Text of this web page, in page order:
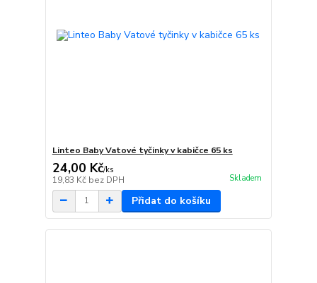
Linteo Baby Vatové tyčinky v kabičce 65 ks
24,00 Kč/ks
19,83 Kč bez DPH Skladem
Přidat do košíku